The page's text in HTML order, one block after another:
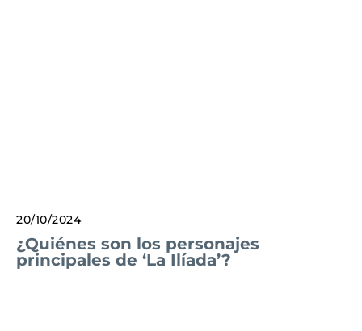
20/10/2024
¿Quiénes son los personajes
principales de ‘La Ilíada’?